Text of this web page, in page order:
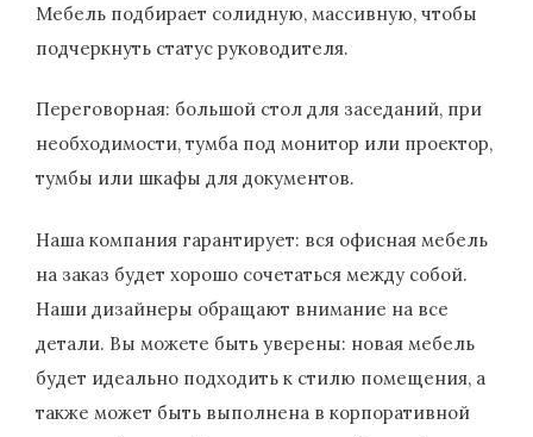
Мебель подбирает солидную, массивную, чтобы
подчеркнуть статус руководителя.
Переговорная: большой стол для заседаний, при
необходимости, тумба под монитор или проектор,
тумбы или шкафы для документов.
Наша компания гарантирует: вся офисная мебель
на заказ будет хорошо сочетаться между собой.
Наши дизайнеры обращают внимание на все
детали. Вы можете быть уверены: новая мебель
будет идеально подходить к стилю помещения, а
также может быть выполнена в корпоративной